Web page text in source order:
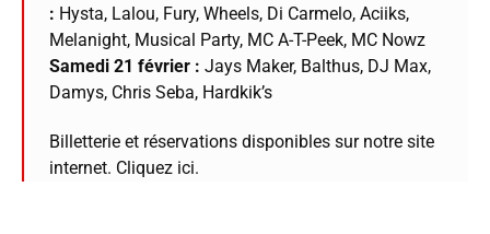
: Hysta, Lalou, Fury, Wheels, Di Carmelo, Aciiks,
Melanight, Musical Party, MC A-T-Peek, MC Nowz
Samedi 21 février : Jays Maker, Balthus, DJ Max,
Damys, Chris Seba, Hardkik’s
Billetterie et réservations disponibles sur notre site
internet. Cliquez ici.